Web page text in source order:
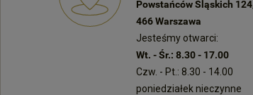
Powstańców Śląskich
466 Warszawa
Jesteśmy otwarci:
Wt. - Śr.: 8.30 - 17.00
Czw. - Pt.: 8.30 - 14.00
poniedziałek nieczynne